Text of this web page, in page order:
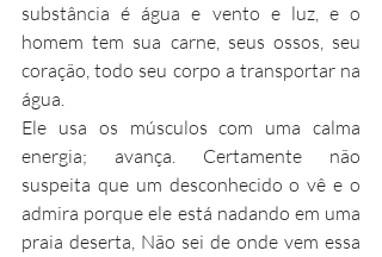
substância é água e vento e luz, e o
homem tem sua carne, seus ossos, seu
coração, todo seu corpo a transportar na
água.
Ele usa os músculos com uma calma
energia; avança. Certamente não
suspeita que um desconhecido o vê e o
admira porque ele está nadando em uma
praia deserta, Não sei de onde vem essa